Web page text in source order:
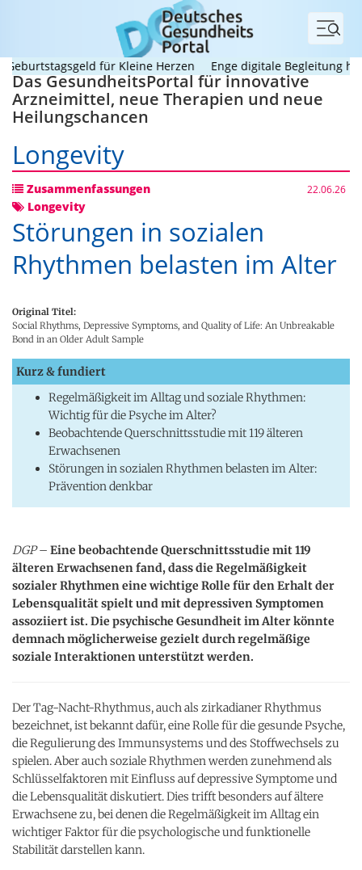
Menü
für Kleine Herzen Enge digitale Begleitung hilft
Das GesundheitsPortal für innovative
Arzneimittel, neue Therapien und neue
Heilungschancen
Longevity
Zusammenfassungen 22.06.26
Longevity
Störungen in sozialen
Rhythmen belasten im Alter
Original Titel:
Social Rhythms, Depressive Symptoms, and Quality of Life: An Unbreakable
Bond in an Older Adult Sample
Kurz & fundiert
Regelmäßigkeit im Alltag und soziale Rhythmen:
Wichtig für die Psyche im Alter?
Beobachtende Querschnittsstudie mit 119 älteren
Erwachsenen
Störungen in sozialen Rhythmen belasten im Alter:
Prävention denkbar
DGP– Eine beobachtende Querschnittsstudie mit 119
älteren Erwachsenen fand, dass die Regelmäßigkeit
sozialer Rhythmen eine wichtige Rolle für den Erhalt der
Lebensqualität spielt und mit depressiven Symptomen
assoziiert ist. Die psychische Gesundheit im Alter könnte
demnach möglicherweise gezielt durch regelmäßige
soziale Interaktionen unterstützt werden.
Der Tag-Nacht-Rhythmus, auch als zirkadianer Rhythmus
bezeichnet, ist bekannt dafür, eine Rolle für die gesunde Psyche,
die Regulierung des Immunsystems und des Stoffwechsels zu
spielen. Aber auch soziale Rhythmen werden zunehmend als
Schlüsselfaktoren mit Einfluss auf depressive Symptome und
die Lebensqualität diskutiert. Dies trifft besonders auf ältere
Erwachsene zu, bei denen die Regelmäßigkeit im Alltag ein
wichtiger Faktor für die psychologische und funktionelle
Stabilität darstellen kann.